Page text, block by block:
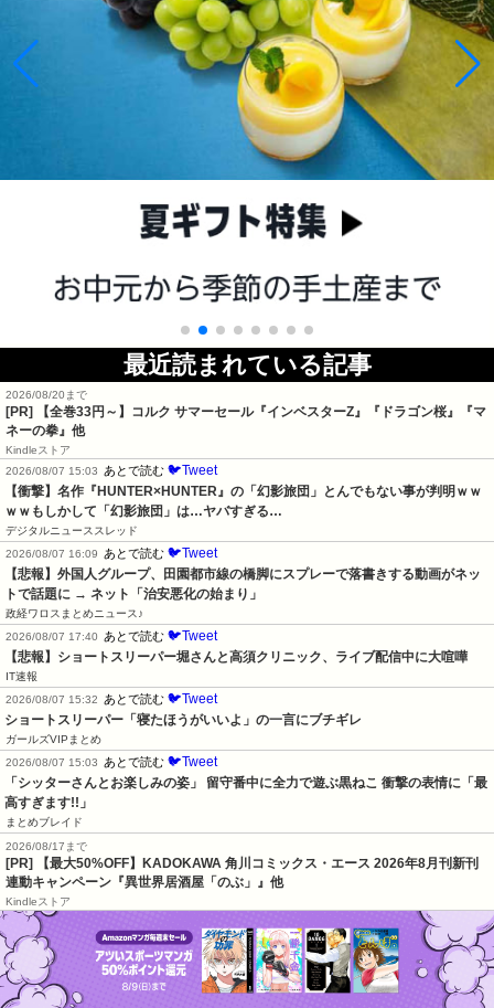
最近読まれている記事
2026/08/20まで
[PR]
【全巻33円～】コルク サマーセール『インベスターZ』『ドラゴン桜』『マ
ネーの拳』他
Kindleストア
2026/08/07 15:03
あとで読む 🐦Tweet
【衝撃】名作『HUNTER×HUNTER』の「幻影旅団」とんでもない事が判明ｗｗ
ｗｗもしかして「幻影旅団」は…ヤバすぎる…
デジタルニューススレッド
2026/08/07 16:09
あとで読む 🐦Tweet
【悲報】外国人グループ、田園都市線の橋脚にスプレーで落書きする動画がネッ
トで話題に → ネット「治安悪化の始まり」
政経ワロスまとめニュース♪
2026/08/07 17:40
あとで読む 🐦Tweet
【悲報】ショートスリーパー堀さんと高須クリニック、ライブ配信中に大喧嘩
IT速報
2026/08/07 15:32
あとで読む 🐦Tweet
ショートスリーパー「寝たほうがいいよ」の一言にブチギレ
ガールズVIPまとめ
2026/08/07 15:03
あとで読む 🐦Tweet
「シッターさんとお楽しみの姿」 留守番中に全力で遊ぶ黒ねこ 衝撃の表情に「最
高すぎます!!」
まとめブレイド
2026/08/17まで
[PR] 【最大50%OFF】KADOKAWA 角川コミックス・エース 2026年8月刊新刊
連動キャンペーン『異世界居酒屋「のぶ」』他
Kindleストア